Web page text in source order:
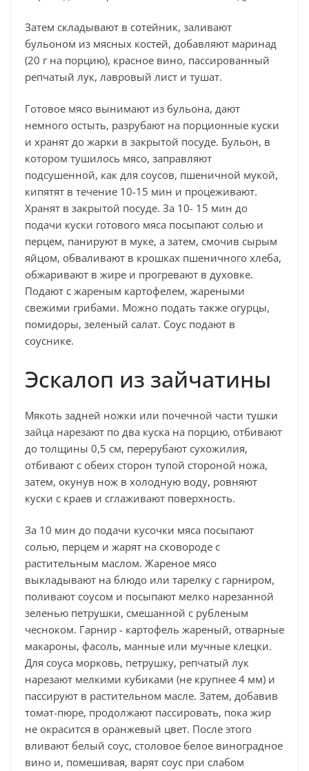
Затем складывают в сотейник, заливают
бульоном из мясных костей, добавляют маринад
(20 г на порцию), красное вино, пассированный
репчатый лук, лавровый лист и тушат.
Готовое мясо вынимают из бульона, дают
немного остыть, разрубают на порционные куски
и хранят до жарки в закрытой посуде. Бульон, в
котором тушилось мясо, заправляют
подсушенной, как для соусов, пшеничной мукой,
кипятят в течение 10-15 мин и процеживают.
Хранят в закрытой посуде. За 10- 15 мин до
подачи куски готового мяса посыпают солью и
перцем, панируют в муке, а затем, смочив сырым
яйцом, обваливают в крошках пшеничного хлеба,
обжаривают в жире и прогревают в духовке.
Подают с жареным картофелем, жареными
свежими грибами. Можно подать также огурцы,
помидоры, зеленый салат. Соус подают в
соуснике.
Эскалоп из зайчатины
Мякоть задней ножки или почечной части тушки
зайца нарезают по два куска на порцию, отбивают
до толщины 0,5 см, перерубают сухожилия,
отбивают с обеих сторон тупой стороной ножа,
затем, окунув нож в холодную воду, ровняют
куски с краев и сглаживают поверхность.
За 10 мин до подачи кусочки мяса посыпают
солью, перцем и жарят на сковороде с
растительным маслом. Жареное мясо
выкладывают на блюдо или тарелку с гарниром,
поливают соусом и посыпают мелко нарезанной
зеленью петрушки, смешанной с рубленым
чесноком. Гарнир - картофель жареный, отварные
макароны, фасоль, манные или мучные клецки.
Для соуса морковь, петрушку, репчатый лук
нарезают мелкими кубиками (не крупнее 4 мм) и
пассируют в растительном масле. Затем, добавив
томат-пюре, продолжают пассировать, пока жир
не окрасится в оранжевый цвет. После этого
вливают белый соус, столовое белое виноградное
вино и, помешивая, варят соус при слабом